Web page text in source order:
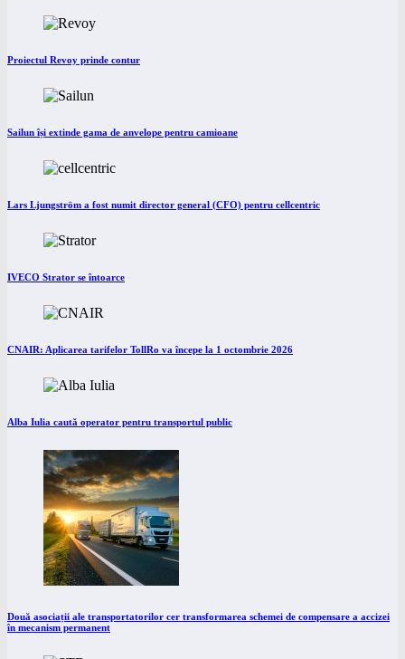
Proiectul Revoy prinde contur
Sailun își extinde gama de anvelope pentru camioane
Lars Ljungström a fost numit director general (CFO) pentru cellcentric
IVECO Strator se întoarce
CNAIR: Aplicarea tarifelor TollRo va începe la 1 octombrie 2026
Alba Iulia caută operator pentru transportul public
Două asociații ale transportatorilor cer transformarea schemei de compensare a accizei
în mecanism permanent